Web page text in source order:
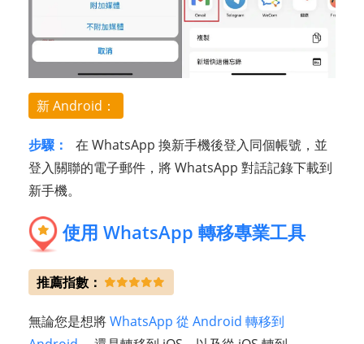
新 Android：
步驟：
在 WhatsApp 換新手機後登入同個帳號，並
登入關聯的電子郵件，將 WhatsApp 對話記錄下載到
新手機。
使用 WhatsApp 轉移專業工具
推薦指數：
無論您是想將WhatsApp 從 Android 轉移到